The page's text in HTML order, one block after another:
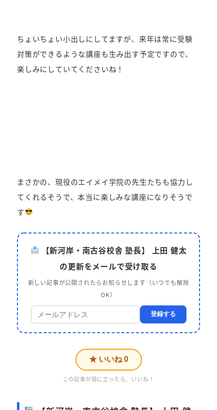
ちょいちょい小出しにしてますが、来年は常に受験
対策ができるような講座も生み出す予定ですので、
楽しみにしていてくださいね！
まさかの、現役のエイメイ学院の先生たちも協力し
てくれるそうで、本当に楽しみな講座になりそうで
す
【新河岸・南古谷校舎 塾長】 上田 健太
の更新をメールで受け取る
新しい記事が公開されたらお知らせします（いつでも解除
OK）
登録する
★ いいね 0
この記事が役に立ったら、いいね！